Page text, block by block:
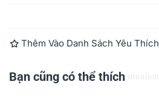
Thêm Vào Danh Sách Yêu Thích
Bạn cũng có thể thích